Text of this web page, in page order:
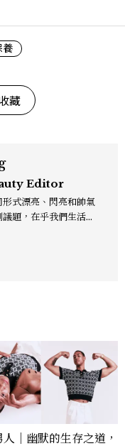
養
藏
Editor
式漂亮、閃亮和帥氣
題，在乎我們生活的
／Contac
｜幽默的生存之道，